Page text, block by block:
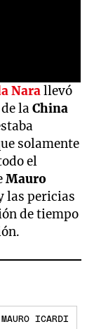
Narallevó
de laChina
solamente
el
Mauro
las pericias
de tiempo
MAURO ICARDI